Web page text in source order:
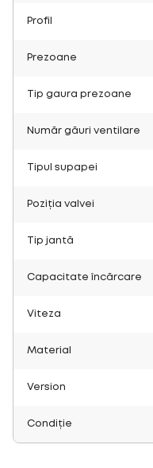
Profil
Prezoane
Tip gaura prezoane
Număr găuri ventilare
Tipul supapei
Poziția valvei
Tip jantă
Capacitate încărcare
Viteza
Material
Version
Condiție